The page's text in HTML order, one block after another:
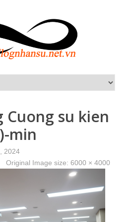
Cuong su kien
min
2024
Original Image size: 6000 × 4000